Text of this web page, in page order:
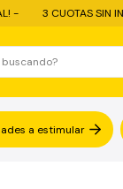
SIN INTERÉS -
a estimular